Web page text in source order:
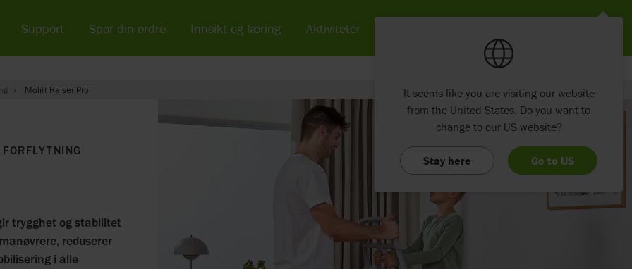
Molift Raiser Pro
trygghet og stabilitet
reduserer
i alle
Support Spor din ordre Innsikt og læring Aktiviteter
It seems like you are visiting our website
from the United States. Do you want to
change to our US website?
Stay here Go to US